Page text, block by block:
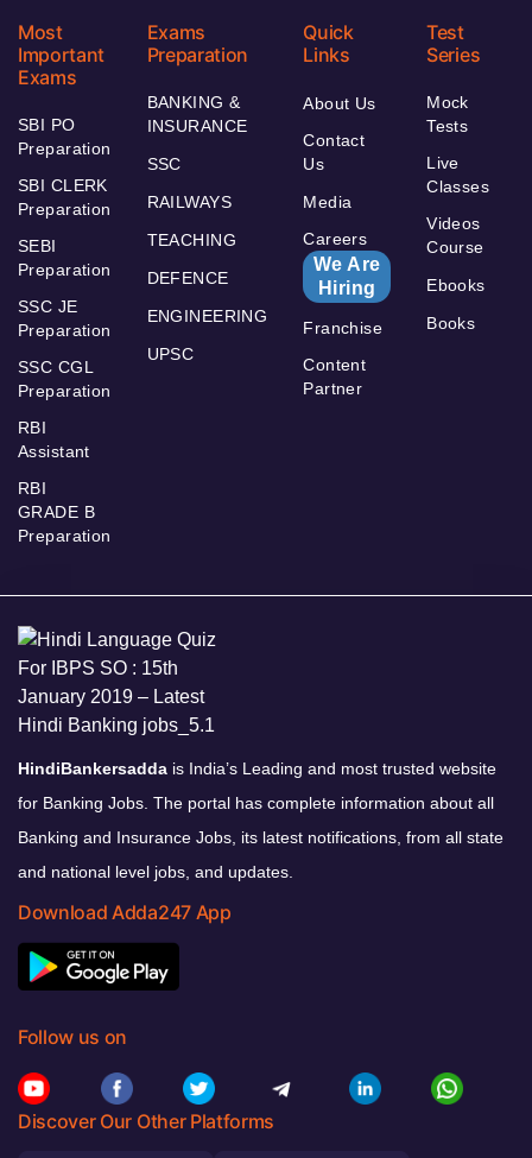
Most
Important
Exams
SBI PO
Preparation
SBI CLERK
Preparation
SEBI
Preparation
SSC JE
Preparation
SSC CGL
Preparation
RBI
Assistant
RBI
GRADE B
Preparation
Exams
Preparation
BANKING &
INSURANCE
SSC
RAILWAYS
TEACHING
DEFENCE
ENGINEERING
UPSC
Quick
Links
About Us
Contact
Us
Media
Careers
We Are
Hiring
Franchise
Content
Partner
Test
Series
Mock
Tests
Live
Classes
Videos
Course
Ebooks
Books
HindiBankersadda is India’s Leading and most trusted website
for Banking Jobs. The portal has complete information about all
Banking and Insurance Jobs, its latest notifications, from all state
and national level jobs, and updates.
Download Adda247 App
Follow us on
Discover Our Other Platforms